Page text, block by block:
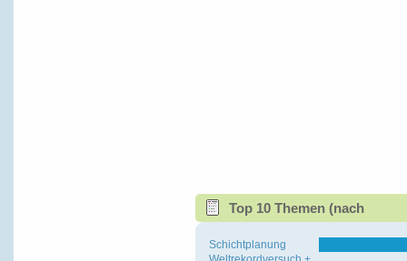
Top 10 Themen (nach
Schichtplanung